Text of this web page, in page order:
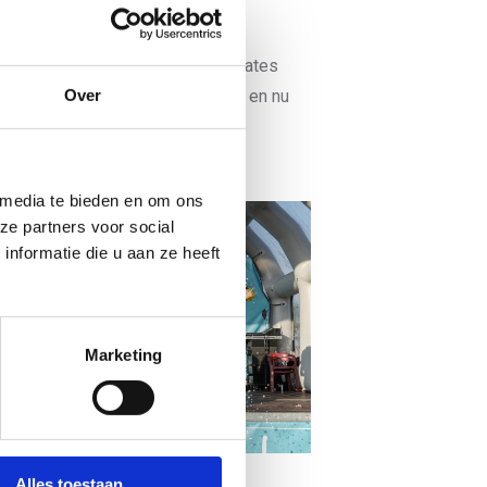
Over
te bieden en om ons
partners voor social
die u aan ze heeft
Marketing
naar het brons snelde.
voorsprong. Rogelli Trimates
Dolfijn Amsterdam voorbijgaat en nu